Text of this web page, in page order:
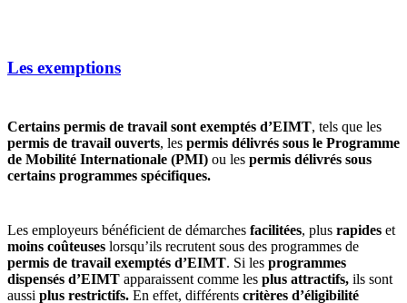
Les exemptions
Certains permis de travail sont exemptés d’EIMT, tels que les
permis de travail ouverts, les permis délivrés sous le Programme
de Mobilité Internationale (PMI) ou les permis délivrés sous
certains programmes spécifiques.
Les employeurs bénéficient de démarches facilitées, plus rapides et
moins coûteuses lorsqu’ils recrutent sous des programmes de
permis de travail exemptés d’EIMT. Si les programmes
dispensés d’EIMT apparaissent comme les plus attractifs, ils sont
aussi plus restrictifs. En effet, différents critères d’éligibilité